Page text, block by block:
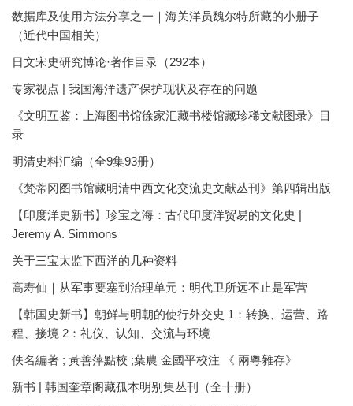
数据库及使用方法分享之一｜海关洋员魏尔特所藏的小册子
（近代中国相关）
日文宋史研究博论·著作目录（292本）
专家视点 | 我国海洋遗产保护现状及存在的问题
《文明互鉴：上海图书馆徐家汇藏书楼馆藏珍稀文献图录》目
录
明清史料汇编（全9集93册）
《梵蒂冈图书馆藏明清中西文化交流史文献丛刊》第四辑出版
【印度洋史新书】珍宝之海：古代印度洋贸易的文化史 |
Jeremy A. Simmons
关于三宝太监下西洋的几种资料
高寿仙｜从军事要塞到治理单元：明代卫所远不止是军营
【韩国史新书】朝鲜与明朝的使行外交史 1：转换、运营、路
程、接境 2：礼仪、认知、交流与环境
佚名編著 ; 黃善萍點校 ;葉農 金國平校注 《 兩粵雜存》
新书 | 韩国奎章阁藏孤本明别集丛刊（全十册）